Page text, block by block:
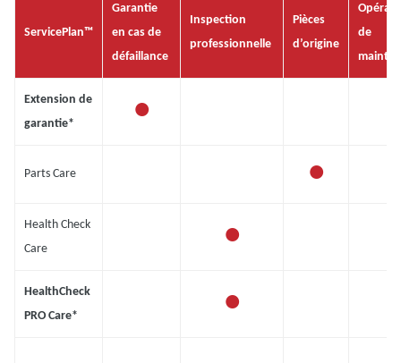
ServicePlan™
Garantie
en cas de
défaillance
Inspection
professionnelle
Pièces
d’origine
de
Extension de
garantie*
•
Parts Care •
Health Check
Care
•
HealthCheck
PRO Care*
•